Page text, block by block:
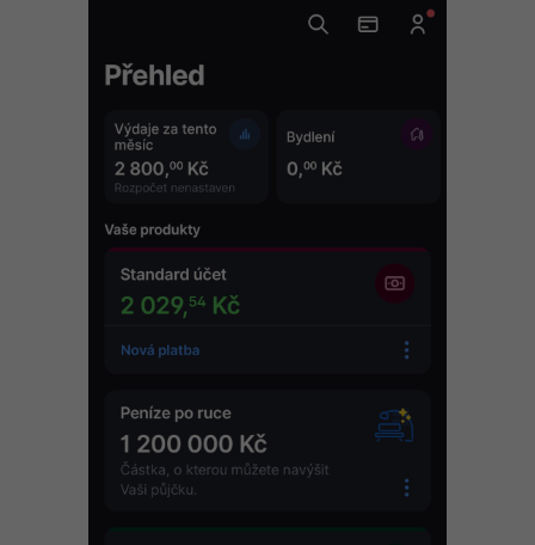
Adobe Illustrator
Adobe Lightroom
-15%
-25%
Adobe After Effects
-80%
Inkscape
Fotografování -80%